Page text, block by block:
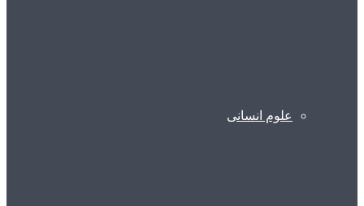
علوم انسانی